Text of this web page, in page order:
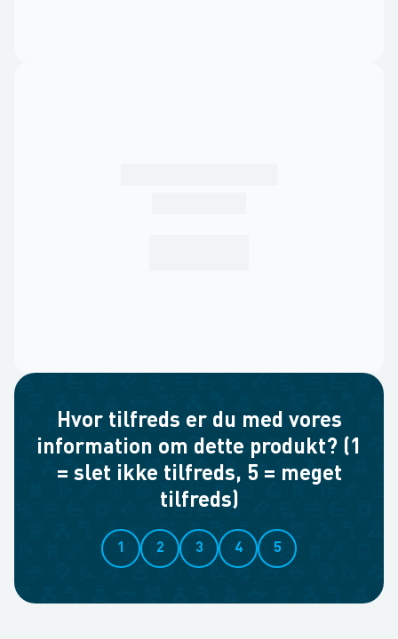
Hvor tilfreds er du med vores
information om dette produkt? (1
= slet ikke tilfreds, 5 = meget
tilfreds)
1 2 3 4 5